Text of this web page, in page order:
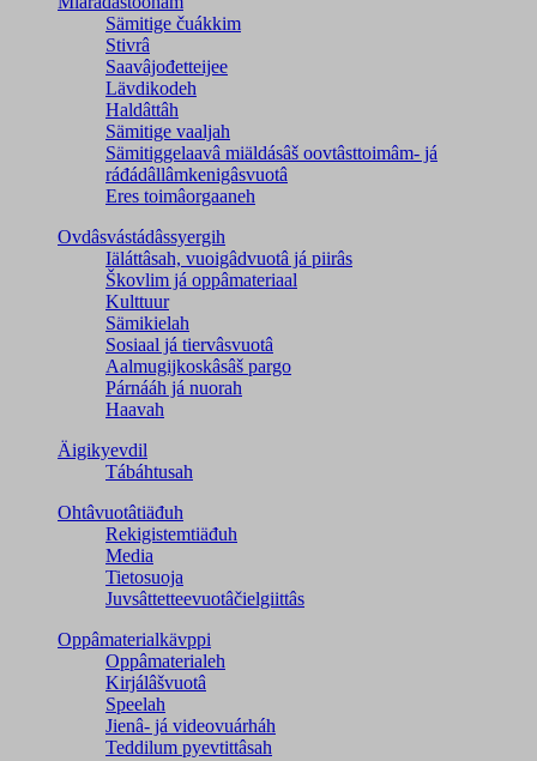
Sämitige čuákkim
Stivrâ
Saavâjođetteijee
Lävdikodeh
Haldâttâh
Sämitige vaaljah
Sämitiggelaavâ miäldásâš oovtâsttoimâm- já
ráđádâllâmkenigâsvuotâ
Eres toimâorgaaneh
Ovdâsvástádâssyergih
Iäláttâsah, vuoigâdvuotâ já piirâs
Škovlim já oppâmateriaal
Kulttuur
Sämikielah
Sosiaal já tiervâsvuotâ
Aalmugijkoskâsâš pargo
Párnááh já nuorah
Haavah
Äigikyevdil
Tábáhtusah
Ohtâvuotâtiäđuh
Rekigistemtiäđuh
Media
Tietosuoja
Juvsâttetteevuotâčielgiittâs
Oppâmaterialkävppi
Oppâmaterialeh
Kirjálâšvuotâ
Speelah
Jienâ- já videovuárháh
Teddilum pyevtittâsah